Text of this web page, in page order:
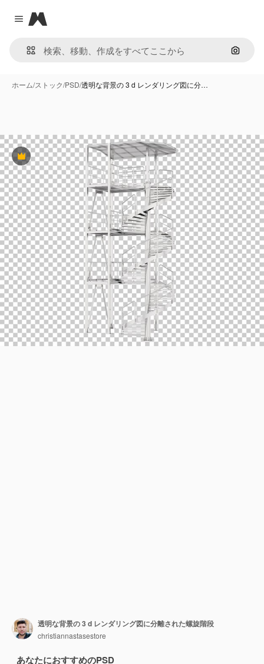
Close menu
Magnific
画像で
ホーム/ストック/PSD/透明な背景の 3 d レンダリング図に分…
Premium
透明な背景の 3 d レンダリング図に分離された螺旋階段
christiannastasestore
あなたにおすすめのPSD